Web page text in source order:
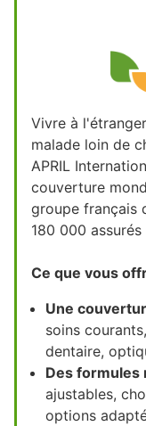
Vivre à
malade loin de
APRIL
couverture
groupe français
180 000
Ce que vous
Une
soins
dentaire,
Des formules
ajustables,
options